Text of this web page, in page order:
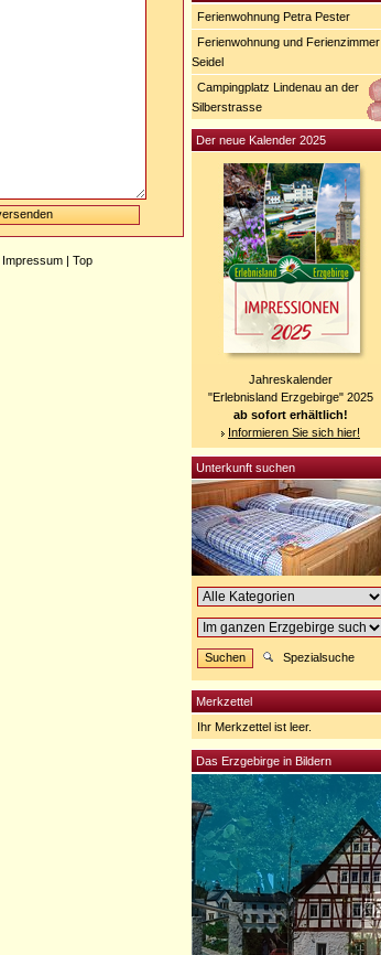
Impressum | Top
Ferienwohnung Petra Pester
Ferienwohnung und Ferienzimmer
Seidel
Campingplatz Lindenau an der
Silberstrasse
Der neue Kalender 2025
Jahreskalender
"Erlebnisland Erzgebirge" 2025
ab sofort erhältlich!
Informieren Sie sich hier!
Unterkunft suchen
Spezialsuche
Merkzettel
Ihr Merkzettel ist leer.
Das Erzgebirge in Bildern